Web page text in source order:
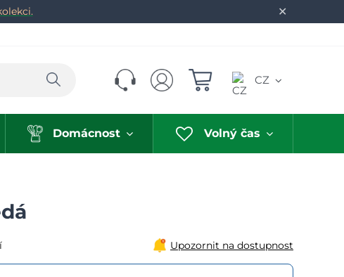
✕
Hledat CZ
Domácnost Volný čas
Upozornit na dostupnost